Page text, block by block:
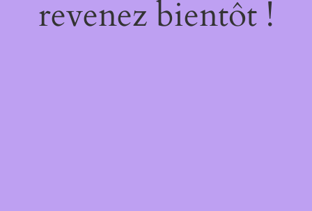
revenez bientôt !